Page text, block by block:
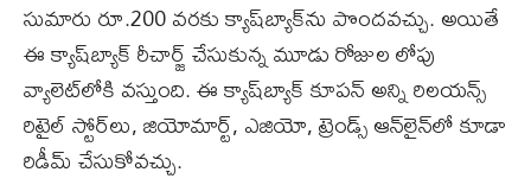
సుమారు రూ.200 వరకు క్యాష్‌బ్యాక్‌ను పొందవచ్చు. అయితే
ఈ క్యాష్‌బ్యాక్‌ రీచార్జ్‌ చేసుకున్న మూడు రోజుల లోపు
వ్యాలెట్‌లోకి వస్తుంది. ఈ క్యాష్‌బ్యాక్‌ కూపన్ అన్ని రిలయన్స్‌
రిటైల్‌ స్టోర్‌లు, జియోమార్ట్‌, ఎజియో, ట్రెండ్స్‌ ఆన్‌లైన్‌లో కూడా
రిడీమ్‌ చేసుకోవచ్చు.